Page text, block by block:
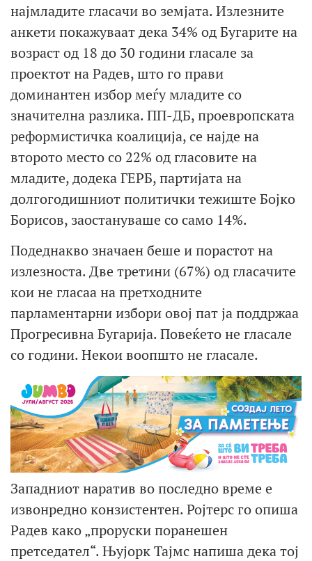
најмладите гласачи во земјата. Излезните
анкети покажуваат дека 34% од Бугарите на
возраст од 18 до 30 години гласале за
проектот на Радев, што го прави
доминантен избор меѓу младите со
значителна разлика. ПП-ДБ, проевропската
реформистичка коалиција, се најде на
второто место со 22% од гласовите на
младите, додека ГЕРБ, партијата на
долгогодишниот политички тежиште Бојко
Борисов, заостануваше со само 14%.
Подеднакво значаен беше и порастот на
излезноста. Две третини (67%) од гласачите
кои не гласаа на претходните
парламентарни избори овој пат ја поддржаа
Прогресивна Бугарија. Повеќето не гласале
со години. Некои воопшто не гласале.
Западниот наратив во последно време е
извонредно конзистентен. Ројтерс го опиша
Радев како „проруски поранешен
претседател“. Њујорк Тајмс напиша дека тој